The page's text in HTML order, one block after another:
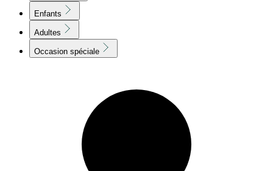
Enfants
Adultes
Occasion spéciale